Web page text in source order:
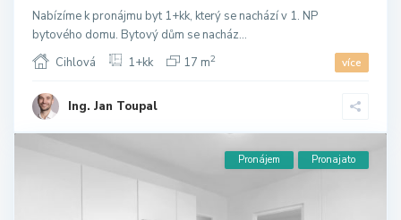
Nabízíme k pronájmu byt 1+kk, který se nachází v 1. NP
bytového domu. Bytový dům se nacház...
Cihlová
1+kk 17 m2 více
Ing. Jan Toupal
Pronájem Pronajato